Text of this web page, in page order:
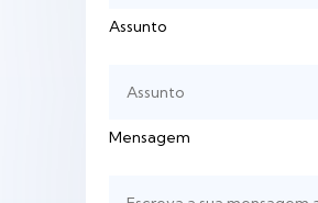
Assunto
Mensagem